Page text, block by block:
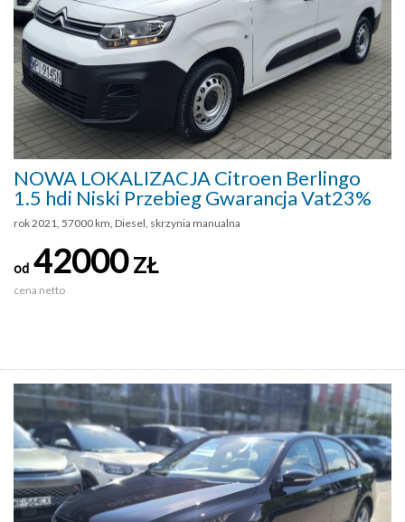
NOWA LOKALIZACJA Citroen Berlingo
1.5 hdi Niski Przebieg Gwarancja Vat23%
rok 2021, 57000 km, Diesel, skrzynia manualna
od 42000ZŁ
cena netto